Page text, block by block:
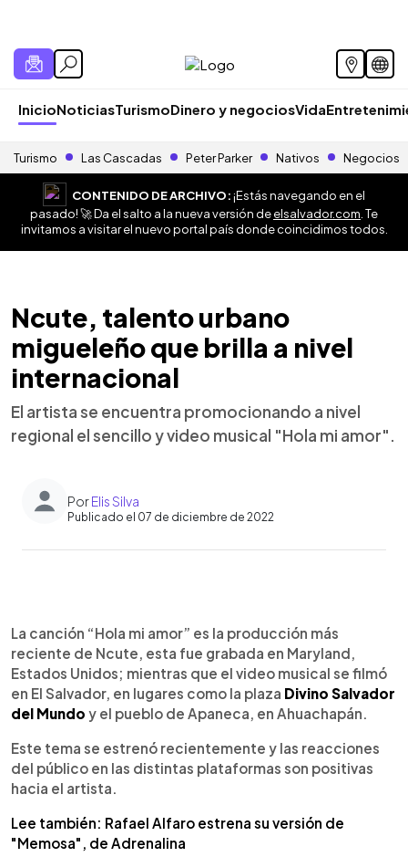
InicioNoticiasTurismoDinero y negociosVida
Turismo Las Cascadas Peter Parker Nativos Negocios
CONTENIDO DE ARCHIVO:¡Estás navegando en el
pasado! 🚀 Da el salto a la nueva versión deelsalvador.com . Te
invitamos a visitar el nuevo portal país donde coincidimos todos.
Ncute, talento urbano
migueleño que brilla a nivel
internacional
El artista se encuentra promocionando a nivel
regional el sencillo y video musical "Hola mi amor".
PorElis Silva
Publicado el 07 de diciembre de 2022
► Escuchar artículo
La canción “Hola mi amor” es la producción más
reciente de Ncute, esta fue grabada en Maryland,
Estados Unidos; mientras que el video musical se filmó
en El Salvador, en lugares como la plaza Divino Salvador
del Mundo y el pueblo de Apaneca, en Ahuachapán.
Este tema se estrenó recientemente y las reacciones
del público en las distintas plataformas son positivas
hacia el artista.
Lee también: Rafael Alfaro estrena su versión de
"Memosa", de Adrenalina